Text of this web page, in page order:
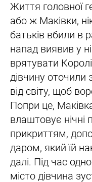
Життя головної
або ж Маківки,
батьків вбили в
напад виявив у
врятувати
дівчину
від світу, щоб
Попри це,
влаштовує нічні
прикриттям,
даром, який їй
далі. Під час
місто дівчина